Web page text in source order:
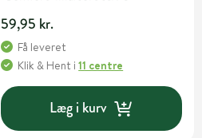
59,95 kr.
Få leveret
Klik & Hent i11 centre
Læg i kurv